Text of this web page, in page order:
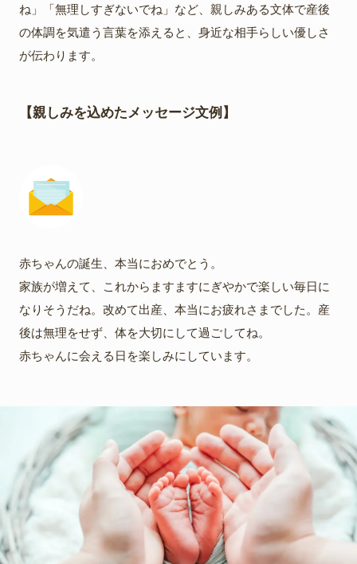
ね」「無理しすぎないでね」など、親しみある文体で産後
の体調を気遣う言葉を添えると、身近な相手らしい優しさ
が伝わります。
【親しみを込めたメッセージ文例】
赤ちゃんの誕生、本当におめでとう。
家族が増えて、これからますますにぎやかで楽しい毎日に
なりそうだね。改めて出産、本当にお疲れさまでした。産
後は無理をせず、体を大切にして過ごしてね。
赤ちゃんに会える日を楽しみにしています。